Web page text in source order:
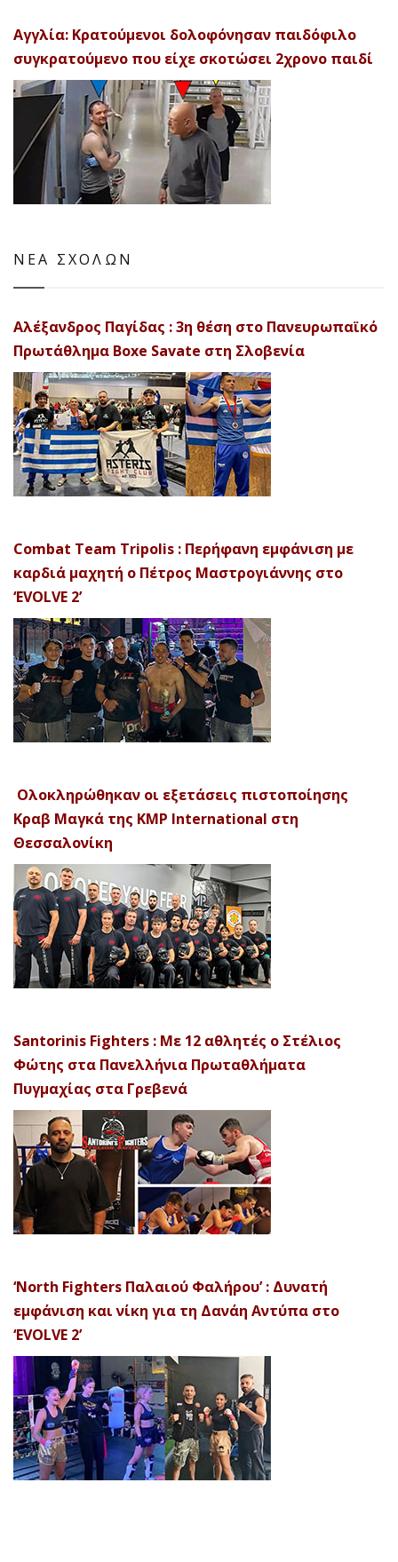
Αγγλία: Κρατούμενοι δολοφόνησαν παιδόφιλο
συγκρατούμενο που είχε σκοτώσει 2χρονο παιδί
ΝΕΑ ΣΧΟΛΩΝ
Αλέξανδρος Παγίδας : 3η θέση στο Πανευρωπαϊκό
Πρωτάθλημα Boxe Savate στη Σλοβενία
Combat Team Tripolis : Περήφανη εμφάνιση με
καρδιά μαχητή ο Πέτρος Μαστρογιάννης στο
‘EVOLVE 2’
Ολοκληρώθηκαν οι εξετάσεις πιστοποίησης
Κραβ Μαγκά της KMP International στη
Θεσσαλονίκη
Santorinis Fighters : Με 12 αθλητές ο Στέλιος
Φώτης στα Πανελλήνια Πρωταθλήματα
Πυγμαχίας στα Γρεβενά
‘North Fighters Παλαιού Φαλήρου’ : Δυνατή
εμφάνιση και νίκη για τη Δανάη Αντύπα στο
‘EVOLVE 2’